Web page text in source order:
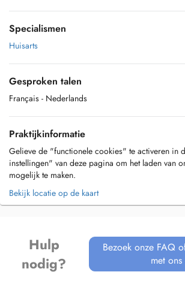
Specialismen
Huisarts
Gesproken talen
Français - Nederlands
Praktijkinformatie
Gelieve de "functionele cookies" te activeren in
instellingen" van deze pagina om het laden van
mogelijk te maken.
Bekijk locatie op de kaart
Hulp
nodig?
Bezoek onze FAQ
met